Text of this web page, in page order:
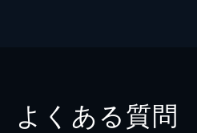
よくある質問